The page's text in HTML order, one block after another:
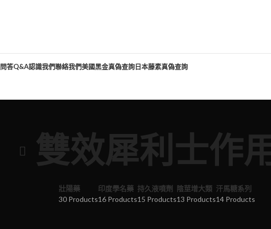
問答Q&A認識我們聯絡我們美國黑金真偽查詢日本藤素真偽查詢
雙效犀利士作
壯陽藥
30 Products
印度學名藥
16 Products
持久液噴劑
15 Products
陰莖增大類
13 Products
汗馬糖系列
14 Products